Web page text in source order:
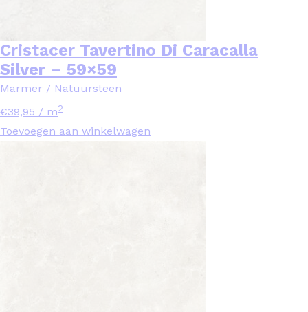
Cristacer Tavertino Di Caracalla
Silver – 59×59
Marmer / Natuursteen
€39,95 / m2
Toevoegen aan winkelwagen